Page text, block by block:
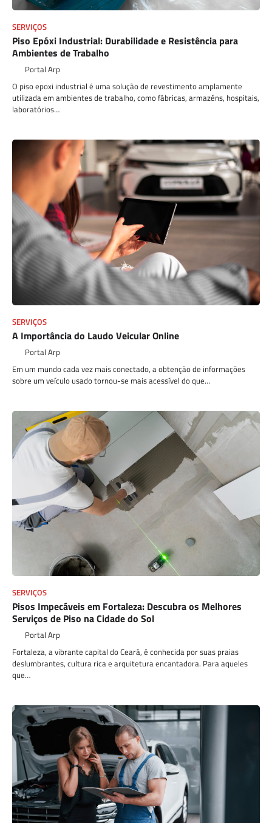
SERVIÇOS
Piso Epóxi Industrial: Durabilidade e Resistência para
Ambientes de Trabalho
Portal Arp
O piso epoxi industrial é uma solução de revestimento amplamente
utilizada em ambientes de trabalho, como fábricas, armazéns, hospitais,
laboratórios…
SERVIÇOS
A Importância do Laudo Veicular Online
Portal Arp
Em um mundo cada vez mais conectado, a obtenção de informações
sobre um veículo usado tornou-se mais acessível do que…
SERVIÇOS
Pisos Impecáveis em Fortaleza: Descubra os Melhores
Serviços de Piso na Cidade do Sol
Portal Arp
Fortaleza, a vibrante capital do Ceará, é conhecida por suas praias
deslumbrantes, cultura rica e arquitetura encantadora. Para aqueles
que…